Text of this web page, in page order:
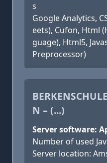
s
Google Analytics,
eets), Cufon, Html
guage), Html5,
Preprocessor)
N – (...)
Server software:
Number of used
Server location: